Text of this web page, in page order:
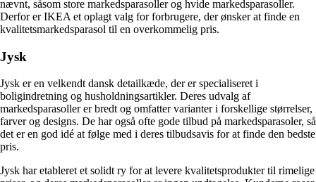
nævnt, såsom store markedsparasoller og hvide markedsparasoller.
Derfor er IKEA et oplagt valg for forbrugere, der ønsker at finde en
kvalitetsmarkedsparasol til en overkommelig pris.
Jysk
Jysk er en velkendt dansk detailkæde, der er specialiseret i
boligindretning og husholdningsartikler. Deres udvalg af
markedsparasoller er bredt og omfatter varianter i forskellige størrelser,
farver og designs. De har også ofte gode tilbud på markedsparasoler, så
det er en god idé at følge med i deres tilbudsavis for at finde den bedste
pris.
Jysk har etableret et solidt ry for at levere kvalitetsprodukter til rimelige